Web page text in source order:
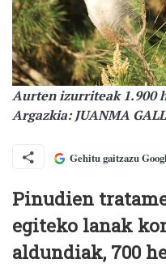
Aurten izurriteak 1.900
Argazkia: JUANMA
Gehitu gaitzazu
Pinudien
egiteko lanak
aldundiak, 700